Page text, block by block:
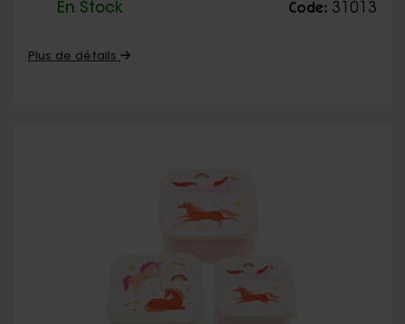
En Stock Code: 31013
Plus de détails